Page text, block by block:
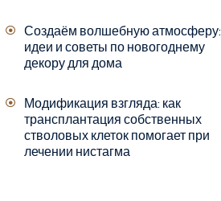
Создаём волшебную атмосферу:
идеи и советы по новогоднему
декору для дома
Модификация взгляда: как
трансплантация собственных
стволовых клеток помогает при
лечении нистагма